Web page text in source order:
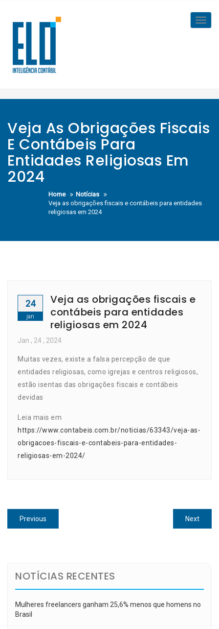
content
Veja As Obrigações Fiscais
E Contábeis Para
Entidades Religiosas Em
2024
Home
Notícias
Veja as obrigações fiscais e contábeis para entidades
religiosas em 2024
24
jan
Veja as obrigações fiscais e
contábeis para entidades
religiosas em 2024
Jan , 24 , 2024
Muitas vezes, existe a falsa percepção de que
entidades religiosas, como igrejas e centros religiosos,
estão isentas das obrigações fiscais e contábeis
devidas
Leia mais em
https://www.contabeis.com.br/noticias/63343/veja-as-
obrigacoes-fiscais-e-contabeis-para-entidades-
religiosas-em-2024/
Navegação
de
Previous
post:
NextNext
post:
NOTÍCIAS RECENTES
Mulheres freelancers ganham 25,6% menos que homens no
Brasil